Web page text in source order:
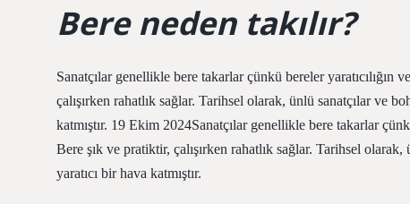
Bere neden takılır?
Sanatçılar genellikle bere takarlar çünkü bereler
çalışırken rahatlık sağlar. Tarihsel olarak, ünlü sanatçılar ve
katmıştır. 19 Ekim 2024Sanatçılar genellikle bere takarlar
Bere şık ve pratiktir, çalışırken rahatlık sağlar. Tarihsel
yaratıcı bir hava katmıştır.